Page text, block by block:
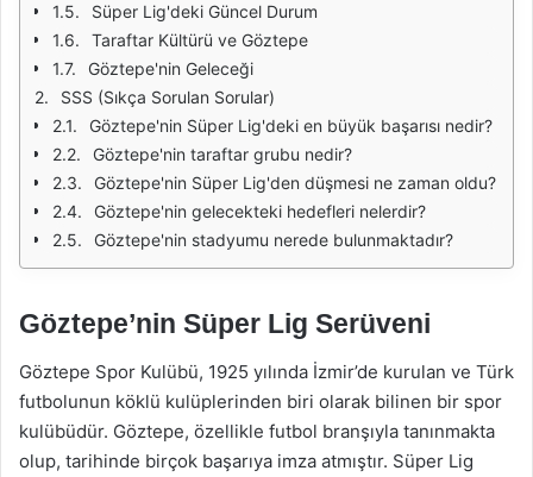
Süper Lig'deki Güncel Durum
Taraftar Kültürü ve Göztepe
Göztepe'nin Geleceği
SSS (Sıkça Sorulan Sorular)
Göztepe'nin Süper Lig'deki en büyük başarısı nedir?
Göztepe'nin taraftar grubu nedir?
Göztepe'nin Süper Lig'den düşmesi ne zaman oldu?
Göztepe'nin gelecekteki hedefleri nelerdir?
Göztepe'nin stadyumu nerede bulunmaktadır?
Göztepe’nin Süper Lig Serüveni
Göztepe Spor Kulübü, 1925 yılında İzmir’de kurulan ve Türk
futbolunun köklü kulüplerinden biri olarak bilinen bir spor
kulübüdür. Göztepe, özellikle futbol branşıyla tanınmakta
olup, tarihinde birçok başarıya imza atmıştır. Süper Lig